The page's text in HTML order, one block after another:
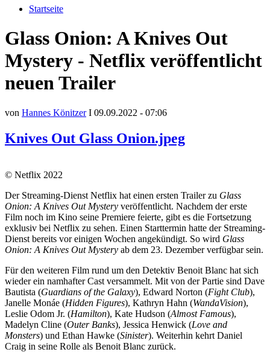
Startseite
Glass Onion: A Knives Out
Mystery - Netflix veröffentlicht
neuen Trailer
von Hannes KönitzerI 09.09.2022 - 07:06
Knives Out Glass Onion.jpeg
© Netflix 2022
Der Streaming-Dienst Netflix hat einen ersten Trailer zu Glass
Onion: A Knives Out Mystery veröffentlicht. Nachdem der erste
Film noch im Kino seine Premiere feierte, gibt es die Fortsetzung
exklusiv bei Netflix zu sehen. Einen Starttermin hatte der Streaming-
Dienst bereits vor einigen Wochen angekündigt. So wird Glass
Onion: A Knives Out Mystery ab dem 23. Dezember verfügbar sein.
Für den weiteren Film rund um den Detektiv Benoit Blanc hat sich
wieder ein namhafter Cast versammelt. Mit von der Partie sind Dave
Bautista (Guardians of the Galaxy), Edward Norton (Fight Club),
Janelle Monáe (Hidden Figures), Kathryn Hahn (WandaVision),
Leslie Odom Jr. (Hamilton), Kate Hudson (Almost Famous),
Madelyn Cline (Outer Banks), Jessica Henwick (Love and
Monsters) und Ethan Hawke (Sinister). Weiterhin kehrt Daniel
Craig in seine Rolle als Benoit Blanc zurück.